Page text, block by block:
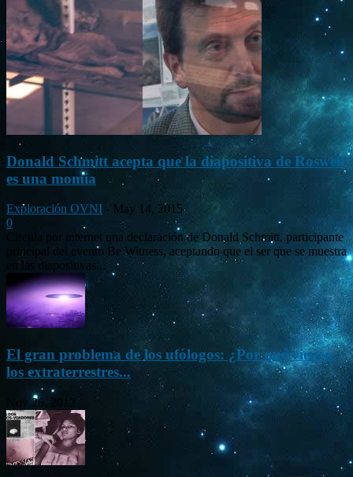
Donald Schmitt acepta que la diapositiva de Roswell
es una momia
Exploración OVNI - May 14, 2015
0
Circula por internet una declaración de Donald Schmitt, participante
principal del evento Be Witness, aceptando que el ser que se muestra
en las diapositivas...
El gran problema de los ufólogos: ¿Por qué vienen
los extraterrestres...
Nov 26, 2012